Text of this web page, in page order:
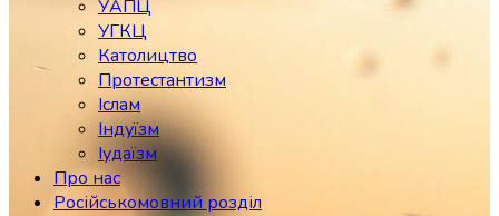
УАПЦ
УГКЦ
Католицтво
Протестантизм
Іслам
Індуїзм
Іудаїзм
Про нас
Російськомовний розділ